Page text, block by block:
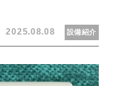
2025.08.08 設備紹介